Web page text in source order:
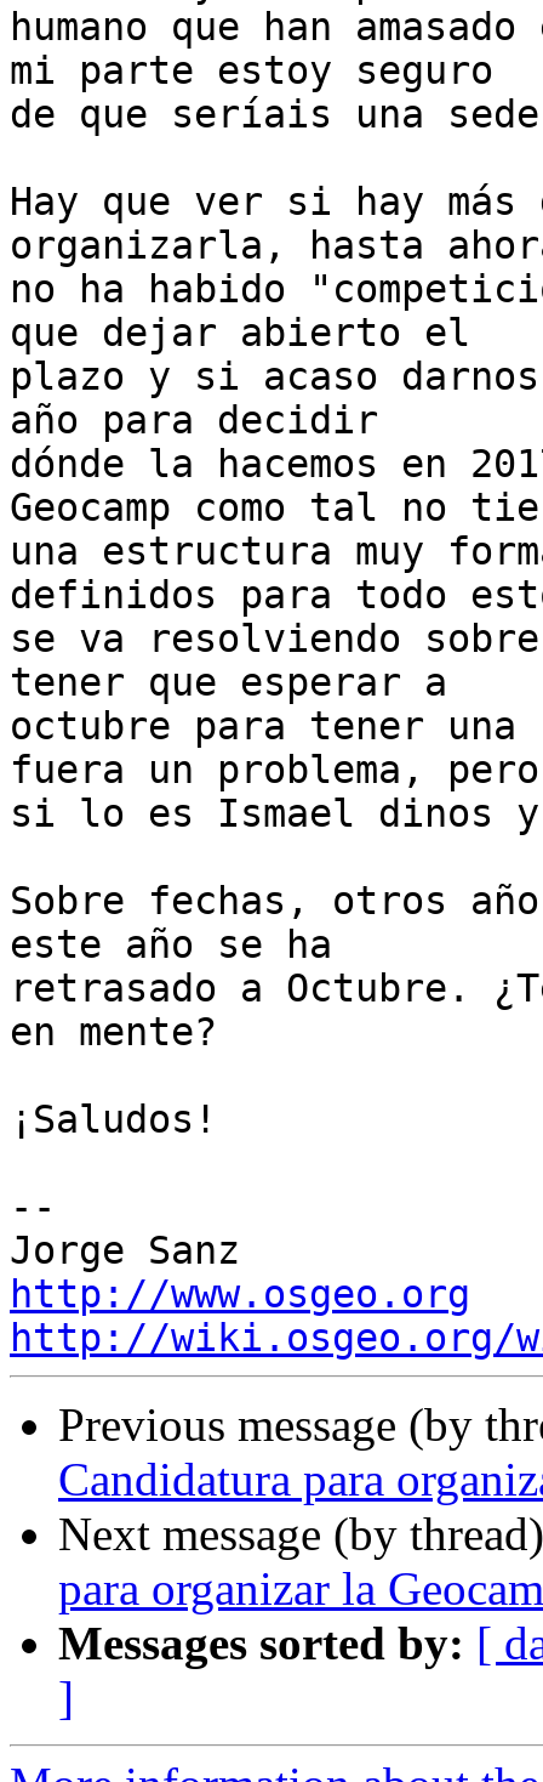
humano que han
mi parte estoy seguro
de que seríais una
Hay que ver si hay más
organizarla, hasta
no ha habido
que dejar abierto el
plazo y si acaso
año para decidir
dónde la hacemos en
Geocamp como tal no
una estructura muy
definidos para todo
se va resolviendo
tener que esperar a
octubre para tener
fuera un problema, pero
si lo es Ismael dinos y
Sobre fechas, otros
este año se ha
retrasado a Octubre.
en mente?
¡Saludos!
--
http://www.osgeo.org
http://wiki.osgeo.org/
Previous message (by
Candidatura para
Next message (by
para organizar la
Messages sorted by: [
]